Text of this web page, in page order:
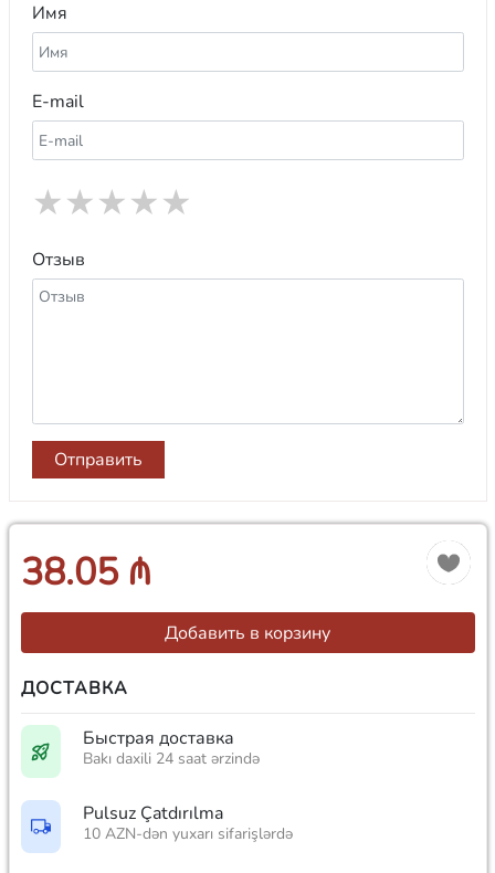
Имя
E-mail
★
★
★
★
★
Отзыв
Отправить
38.05 ₼
Добавить в корзину
ДОСТАВКА
Быстрая доставка
Bakı daxili 24 saat ərzində
Pulsuz Çatdırılma
10 AZN-dən yuxarı sifarişlərdə